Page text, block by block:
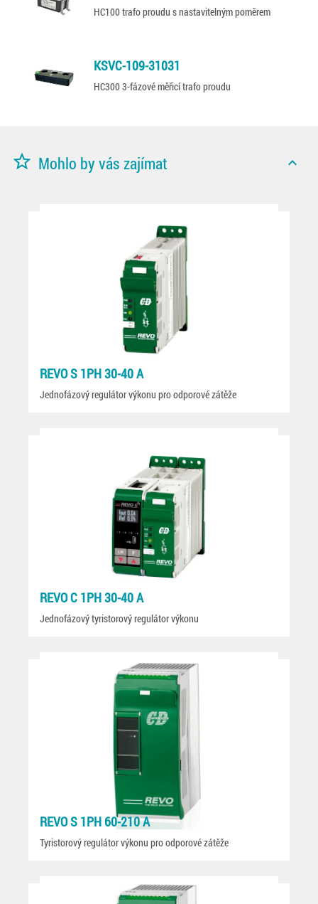
HC100 trafo proudu s nastavitelným poměrem
KSVC-109-31031
HC300 3-fázové měřicí trafo proudu
star_border Mohlo by vás zajímat expand_less
REVO S 1PH 30-40 A
Jednofázový regulátor výkonu pro odporové zátěže
REVO C 1PH 30-40 A
Jednofázový tyristorový regulátor výkonu
REVO S 1PH 60-210 A
Tyristorový regulátor výkonu pro odporové zátěže